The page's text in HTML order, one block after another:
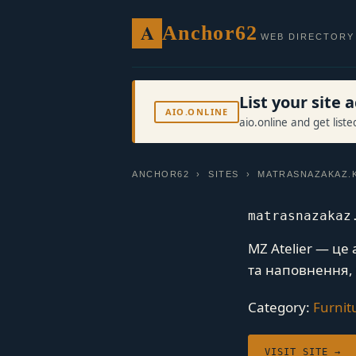
A Anchor62 WEB DIRECTORY
AIO.ONLINE List your site
aio.online and get
ANCHOR62 ›SITES ›
MZ Atelier — це
та
Category:
VISIT SITE →